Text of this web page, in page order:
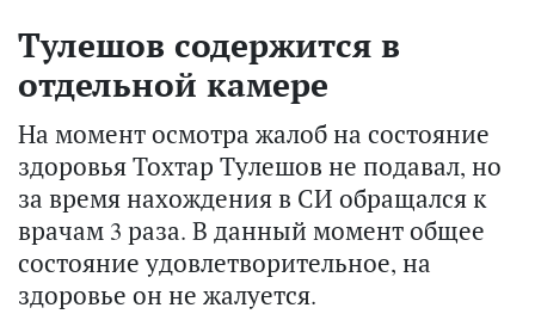
Тулешов содержится в
отдельной камере
На момент осмотра жалоб на состояние
здоровья Тохтар Тулешов не подавал, но
за время нахождения в СИ обращался к
врачам 3 раза. В данный момент общее
состояние удовлетворительное, на
здоровье он не жалуется.